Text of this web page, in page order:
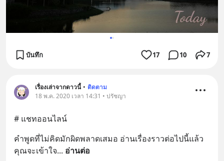
บันทึก 17 10 7
เรื่องเล่าจากดาวนี้ • ติดตาม
18 พ.ค. 2020 เวลา 14:31 • ปรัชญา
# แชทออนไลน์
คำพูดที่ไม่คิดมักผิดพลาดเสมอ อ่านเรื่องราวต่อไปนี้แล้ว
คุณจะเข้าใจ... อ่านต่อ